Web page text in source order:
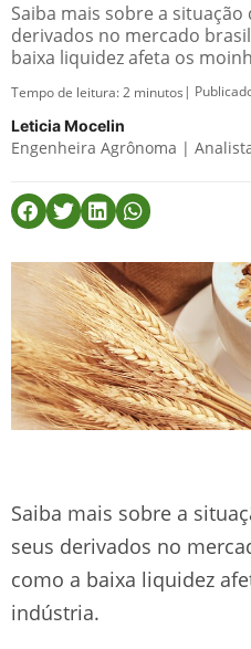
Saiba mais sobre a
derivados no mercado
baixa liquidez afeta os
Tempo de leitura:2 minutos |
Leticia Mocelin
Engenheira Agrônoma |
Saiba mais sobre a
seus derivados no
como a baixa liquidez
indústria.